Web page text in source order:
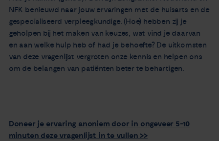
NFK benieuwd naar jouw ervaringen met de huisarts en de
gespecialiseerd verpleegkundige. (Hoe) hebben zij je
geholpen bij het maken van keuzes, wat vind je daarvan
en aan welke hulp heb of had je behoefte? De uitkomsten
van deze vragenlijst vergroten onze kennis en helpen ons
om de belangen van patiënten beter te behartigen.
Doneer je ervaring anoniem door in ongeveer 5-10
minuten deze vragenlijst in te vullen >>